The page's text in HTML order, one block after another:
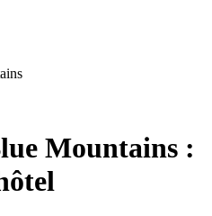
Mountains :